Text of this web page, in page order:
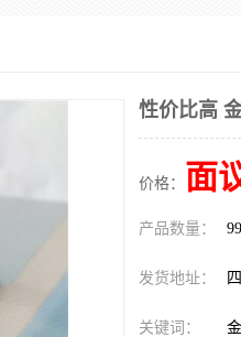
性价比高
价格： 面
产品数量：
发货地址：
关键词：